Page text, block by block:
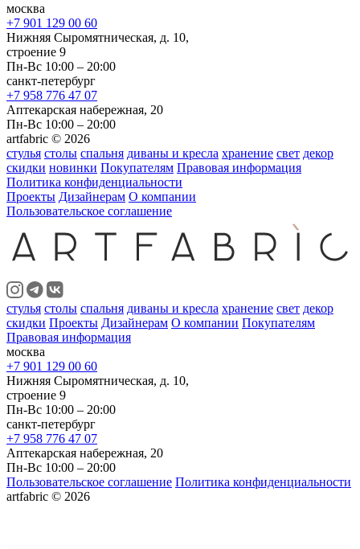
москва
+7 901 129 00 60
Нижняя Сыромятническая, д. 10,
строение 9
Пн-Вс 10:00 – 20:00
санкт-петербург
+7 958 776 47 07
Аптекарская набережная, 20
Пн-Вс 10:00 – 20:00
artfabric © 2026
стулья столы спальня диваны и кресла хранение свет декор
скидки новинки Покупателям Правовая информация
Политика конфиденциальности
Проекты Дизайнерам О компании
Пользовательское соглашение
стулья столы спальня диваны и кресла хранение свет декор
скидки Проекты Дизайнерам О компании Покупателям
Правовая информация
москва
+7 901 129 00 60
Нижняя Сыромятническая, д. 10,
строение 9
Пн-Вс 10:00 – 20:00
санкт-петербург
+7 958 776 47 07
Аптекарская набережная, 20
Пн-Вс 10:00 – 20:00
Пользовательское соглашение Политика конфиденциальности
artfabric © 2026